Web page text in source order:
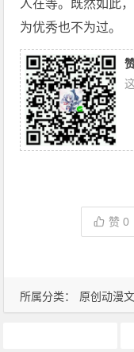
所属分类： 原创动漫
人在等。既然如此
为优秀也不为过。
赞0